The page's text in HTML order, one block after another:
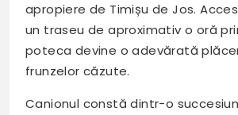
apropiere de Timișu de Jos.
un traseu de aproximativ o oră
poteca devine o adevărată
frunzelor căzute.
Canionul constă dintr-o